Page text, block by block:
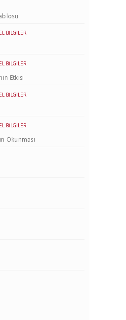
BILGILER
BILGILER
Etkisi
BILGILER
BILGILER
Okunması